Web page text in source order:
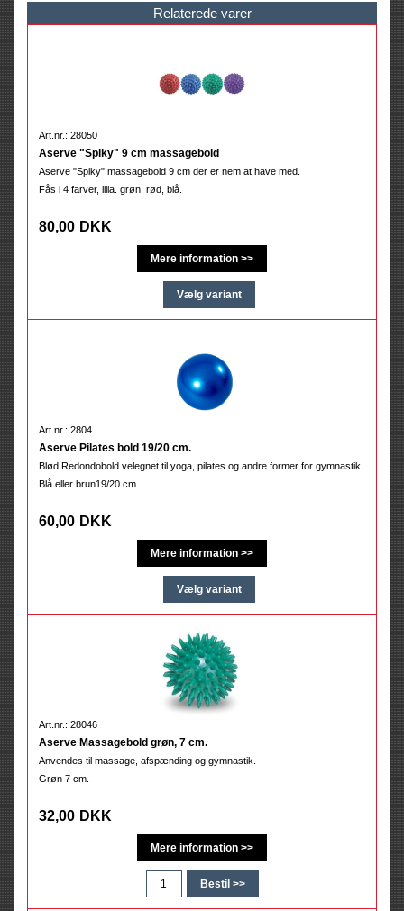
Relaterede varer
Art.nr.: 28050
Aserve "Spiky" 9 cm massagebold
Aserve "Spiky" massagebold 9 cm der er nem at have med.
Fås i 4 farver, lilla. grøn, rød, blå.
80,00 DKK
Art.nr.: 2804
Aserve Pilates bold 19/20 cm.
Blød Redondobold velegnet til yoga, pilates og andre former for gymnastik.
Blå eller brun19/20 cm.
60,00 DKK
Art.nr.: 28046
Aserve Massagebold grøn, 7 cm.
Anvendes til massage, afspænding og gymnastik.
Grøn 7 cm.
32,00 DKK